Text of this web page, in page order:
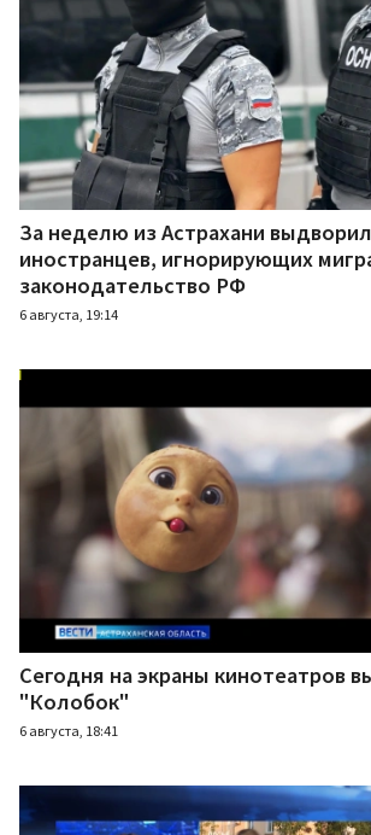
За неделю из Астрахани
иностранцев, игнорирующих
законодательство РФ
6 августа, 19:14
Сегодня на экраны кинотеатров
"Колобок"
6 августа, 18:41